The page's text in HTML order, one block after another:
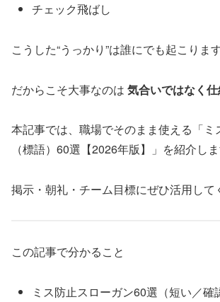
チェック飛ばし
こうした“うっかり”は誰にでも起こります
だからこそ大事なのは 気合いではなく
本記事では、職場でそのまま使える「ミ
（標語）60選【2026年版】」を紹介しま
掲示・朝礼・チーム目標にぜひ活用して
この記事で分かること
ミス防止スローガン60選（短い／確